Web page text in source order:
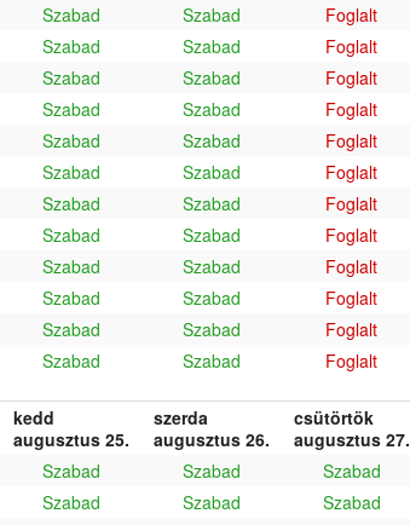
Szabad Szabad Foglalt
Szabad Szabad Foglalt
Szabad Szabad Foglalt
Szabad Szabad Foglalt
Szabad Szabad Foglalt
Szabad Szabad Foglalt
Szabad Szabad Foglalt
Szabad Szabad Foglalt
Szabad Szabad Foglalt
Szabad Szabad Foglalt
Szabad Szabad Foglalt
Szabad Szabad Foglalt
kedd
augusztus 25.
szerda
augusztus 26.
csütörtök
augusztus 27.
Szabad Szabad Szabad
Szabad Szabad Szabad